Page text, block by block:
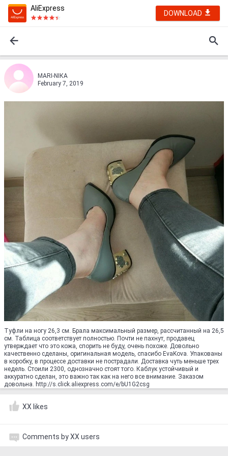
AliExpress
DOWNLOAD
MАRI-NIКА
February 7, 2019
Туфли на ногу 26,3 см. Брала максимальный размер, рассчитанный на 26,5
см. Таблица соответствует полностью. Почти не пахнут, продавец
утверждает что это кожа, спорить не буду, очень похоже. Довольно
качественно сделаны, оригинальная модель, спасибо EvaKova. Упакованы
в коробку, в процессе доставки не пострадали. Доставка чуть меньше трех
недель. Стоили 2300, однозначно стоят того. Каблук устойчивый и
аккуратно сделан, это важно так как на него все внимание. Заказом
довольна. http://s.click.aliexpress.com/e/bU1G2csg
XX likes
Comments by XX users